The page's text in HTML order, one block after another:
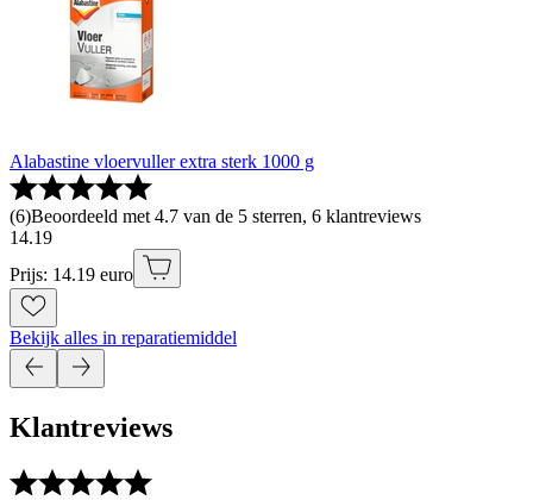
Alabastine vloervuller extra sterk 1000 g
(6)Beoordeeld met 4.7 van de 5 sterren, 6 klantreviews
14.19
Prijs: 14.19 euro
Bekijk alles in reparatiemiddel
Klantreviews